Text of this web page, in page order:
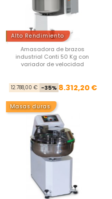
Alto Rendimiento
Amasadora de brazos
industrial Conti 50 Kg con
variador de velocidad
12.788,00 € -35% Precio
8.312,20 €
Masas duras